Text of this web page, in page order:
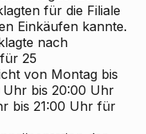
für die Filiale
Einkäufen kannte.
nach
25
von Montag bis
Uhr bis 20:00 Uhr
bis 21:00 Uhr für